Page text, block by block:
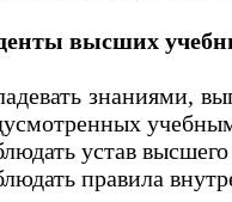
высших
знаниями,
устав
правила